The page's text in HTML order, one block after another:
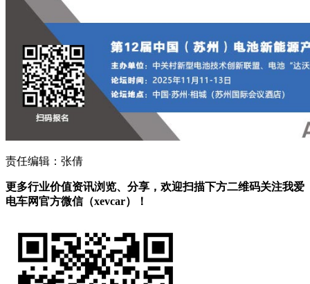
责任编辑：张倩
更多行业价值资讯浏览、分享，欢迎扫描下方二维码关注我爱
电车网官方微信（xevcar）！